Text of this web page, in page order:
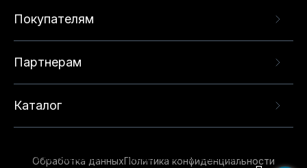
Покупателям
Партнерам
Каталог
Обработка данныхПолитика конфиденциальности
опыта на нашем сайте. Продолжая использовать